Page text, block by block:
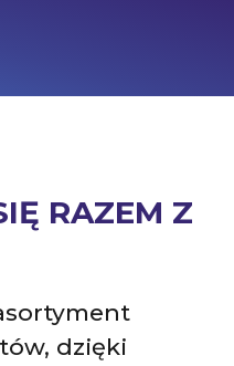
RAZEM Z
dzięki